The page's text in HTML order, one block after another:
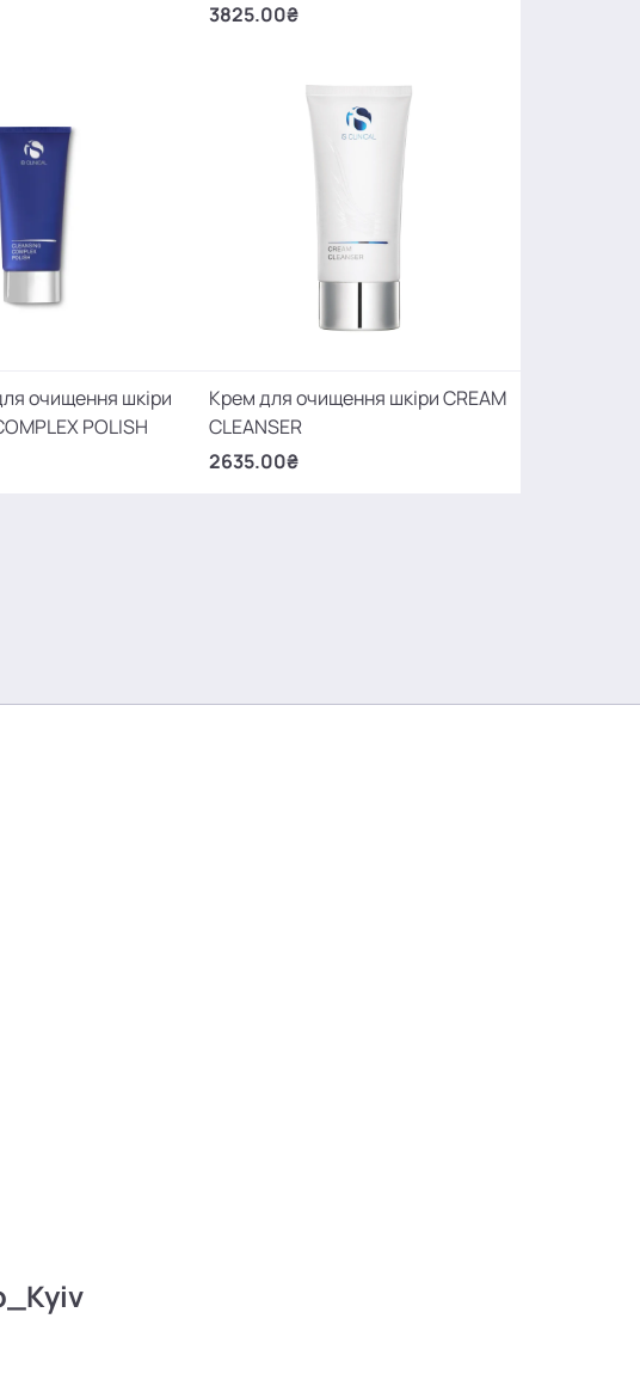
3825.00₴
очищення шкіри
POLISH
Крем для очищення шкіри CREAM
CLEANSER
2635.00₴